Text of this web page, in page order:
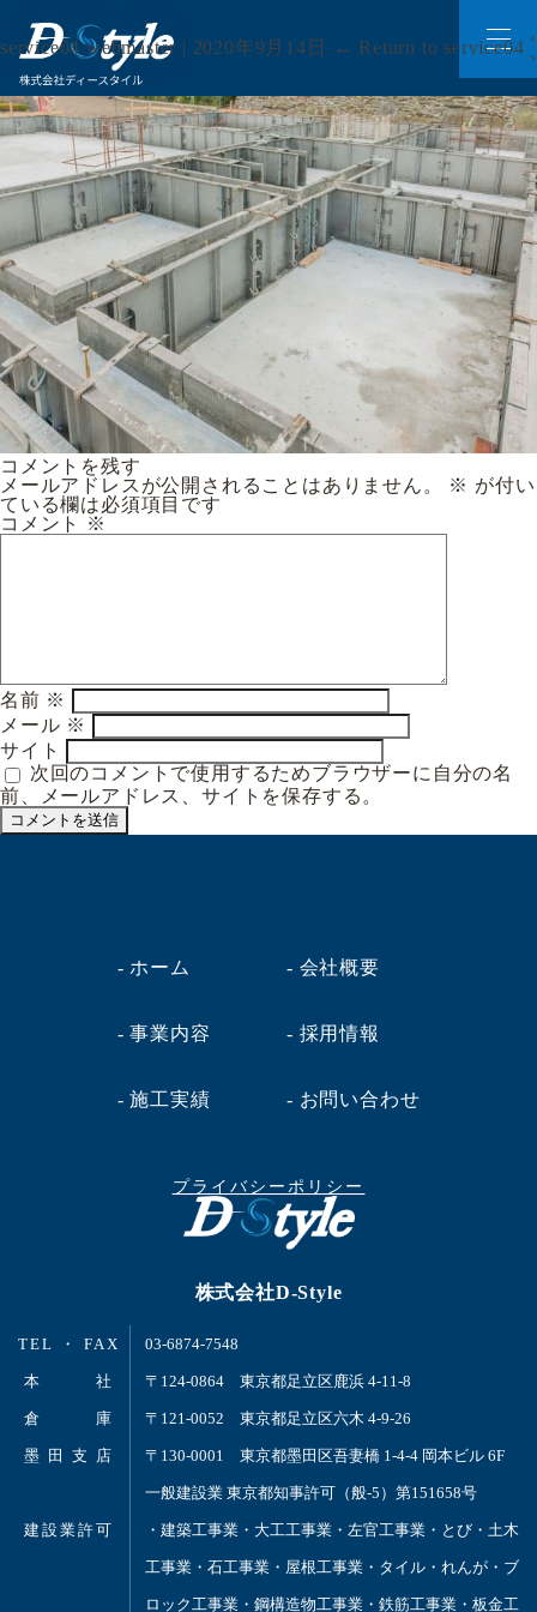
service04 webmaster | 2020年9月14日 ← Return to service04 ‹
›
コメントを残す
メールアドレスが公開されることはありません。
※ が付い
ている欄は必須項目です
コメント
※
名前 ※
メール ※
サイト
次回のコメントで使用するためブラウザーに自分の名
前、メールアドレス、サイトを保存する。
株式会社D-Style
TEL ・ FAX
本 社
倉 庫
墨 田 支 店
建設業許可
03-6874-7548
〒124-0864 東京都足立区鹿浜 4-11-8
〒121-0052 東京都足立区六木 4-9-26
〒130-0001 東京都墨田区吾妻橋 1-4-4 岡本ビル 6F
一般建設業 東京都知事許可（般-5）第151658号
・建築工事業・大工工事業・左官工事業・とび・土木
工事業・石工事業・屋根工事業・タイル・れんが・ブ
ロック工事業・鋼構造物工事業・鉄筋工事業・板金工
- ホーム - 会社概要
- 事業内容 - 採用情報
- 施工実績 - お問い合わせ
プライバシーポリシー